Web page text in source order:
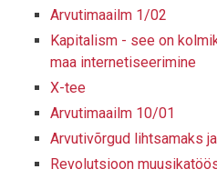
Arvutimaailm 1/02
Kapitalism - see on
maa internetiseerimine
X-tee
Arvutimaailm 10/01
Arvutivõrgud lihtsamaks
Revolutsioon